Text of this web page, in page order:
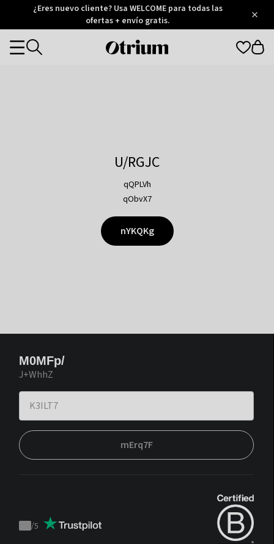
Otrium
Trustpilot
¿Eres nuevo cliente? Usa WELCOME para todas las
ofertas + envío gratis.
Otrium
Categories
U/RGJC
qQPLVh
qObvX7
nYKQKg
M0MFp/
J+WhhZ
mErq7F
Trustpilot
/5